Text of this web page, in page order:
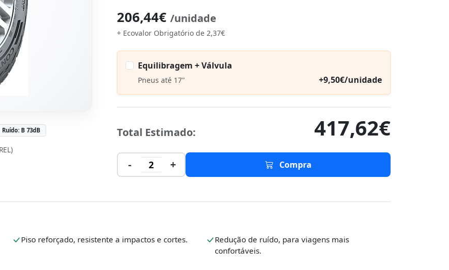
Ruído: B 73dB
206,44€ /unidade
+ Ecovalor Obrigatório de 2,37€
Equilibragem + Válvula
Pneus até 17" +9,50€/unidade
Total Estimado: 417,62€
- 2 + Compra
Piso reforçado, resistente a impactos e cortes.
Redução de ruído, para viagens mais
confortáveis.